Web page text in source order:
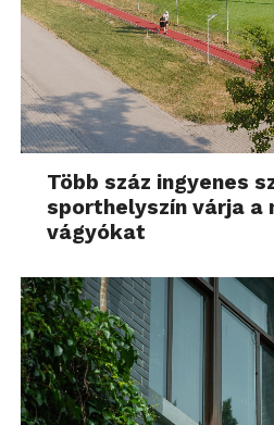
Több száz ingyenes
sporthelyszín várja a
vágyókat